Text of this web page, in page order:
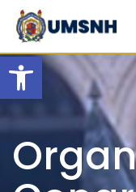
Open
Skip
content